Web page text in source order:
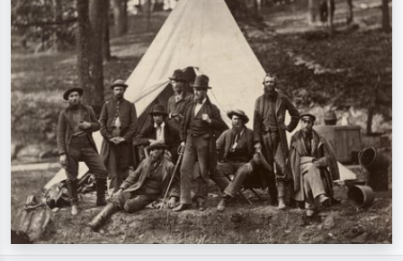
Impressionismo, onda di Hokusai,
nudo.
olio scuro, nudo in piedi vicino a un
albero.